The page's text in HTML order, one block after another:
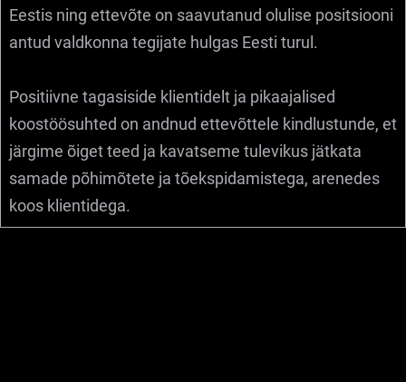
Eestis ning ettevõte on saavutanud olulise positsiooni
antud valdkonna tegijate hulgas Eesti turul.
Positiivne tagasiside klientidelt ja pikaajalised
koostöösuhted on andnud ettevõttele kindlustunde, et
järgime õiget teed ja kavatseme tulevikus jätkata
samade põhimõtete ja tõekspidamistega, arenedes
koos klientidega.